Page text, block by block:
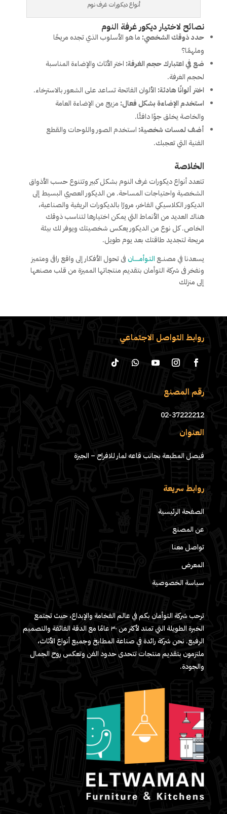
أنواع ديكورات غرف نوم
نصائح لاختيار ديكور غرفة النوم
حدد ذوقك الشخصي: ما هو الأسلوب الذي تجده مريحًا
وملهمًا؟
ضع في اعتبارك حجم الغرفة: اختر الأثاث والإضاءة المناسبة
لحجم الغرفة.
اختر ألوانًا هادئة: الألوان الفاتحة تساعد على الشعور بالاسترخاء.
استخدم الإضاءة بشكل فعال: مزيج من الإضاءة العامة
والخاصة يخلق جوًا دافئًا.
أضف لمسات شخصية: استخدم الصور واللوحات والقطع
الفنية التي تعجبك.
الخلاصة
تتعدد أنواع ديكورات غرف النوم بشكل كبير وتتنوع حسب الأذواق
الشخصية واحتياجات المساحة. من الديكور العصري البسيط إلى
الديكور الكلاسيكي الفاخر، مرورًا بالديكورات الريفية والصناعية،
هناك العديد من الأنماط التي يمكن اختيارها لتناسب ذوقك
الخاص. كل نوع من الديكور يعكس شخصيتك ويوفر لك بيئة
مريحة لتجديد طاقتك بعد يوم طويل.
يسعدنا في مصنــع التـوأمـــــانفى تحول الأفكار إلى واقع راقى ومتميز
ونفخر فى شركة التوأمان بتقديم منتجاتها المميزة من قلب مصنعها
إلى منزلك
روابط التواصل الاجتماعي
رقم المصنع
02-37222212
العنوان
فيصل المطبعة بجانب قاعه لمار للافراح – الجيزة
روابط سريعة
الصفحة الرئيسية
عن المصنع
تواصل معنا
المعرض
سياسة الخصوصية
ترحب شركة التوأمان بكم في عالم الفخامة والإبداع، حيث تجتمع
الخبرة الطويلة التي تمتد لأكثر من ٣٠ عامًا مع الدقة الفائقة والتصميم
الرفيع. نحن شركة رائدة في صناعة المطابخ وجميع أنواع الأثاث،
ملتزمون بتقديم منتجات تتحدى حدود الفن وتعكس روح الجمال
والجودة.